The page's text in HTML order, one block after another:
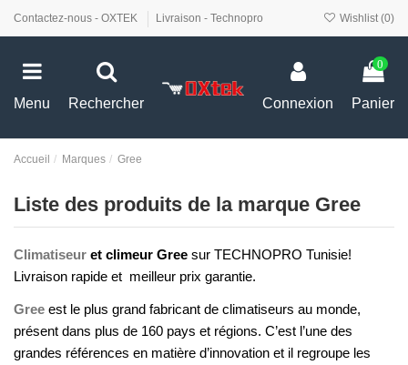
Contactez-nous - OXTEK Livraison - Technopro Wishlist (0)
Menu Rechercher Connexion
0
Panier
Accueil Marques Gree
Liste des produits de la marque Gree
Climatiseur et climeur Gree sur TECHNOPRO Tunisie!
Livraison rapide et meilleur prix garantie.
Gree est le plus grand fabricant de climatiseurs au monde,
présent dans plus de 160 pays et régions. C’est l’une des
grandes références en matière d’innovation et il regroupe les